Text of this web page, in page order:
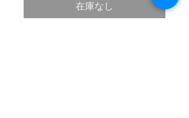
在庫なし